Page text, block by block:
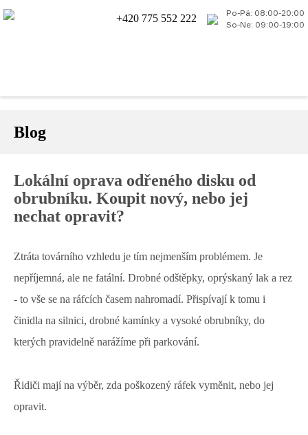
+420 775 552 222
Po-Pá: 08:00-20:00
So-Ne: 09:00-19:00
Blog
Lokální oprava odřeného disku od
obrubníku. Koupit nový, nebo jej
nechat opravit?
Ztráta továrního vzhledu je tím nejmenším problémem. Je
nepříjemná, ale ne fatální. Drobné odštěpky, oprýskaný lak a rez
- to vše se na ráfcích časem nahromadí. Přispívají k tomu i
činidla na silnici, drobné kamínky a vysoké obrubníky, do
kterých pravidelně narážíme při parkování.
Řidiči mají na výběr, zda poškozený ráfek vyměnit, nebo jej
opravit.